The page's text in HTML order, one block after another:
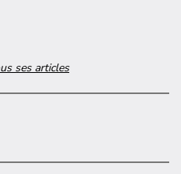
ses articles